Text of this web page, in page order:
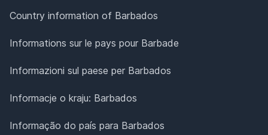
Country information of Barbados
Informations sur le pays pour Barbade
Informazioni sul paese per Barbados
Informacje o kraju: Barbados
Informação do país para Barbados